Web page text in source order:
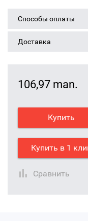
Способы оплаты
Доставка
106,97 man.
Купить
Купить в 1
Сравнить